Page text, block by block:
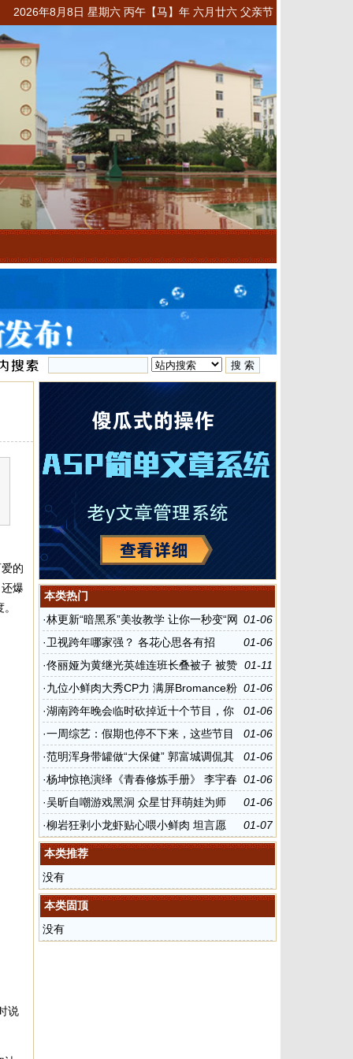
2026年8月8日 星期六 丙午【马】年 六月廿六 父亲节
的
爆
说
本类热门
01-06
·林更新“暗黑系”美妆教学 让你一秒变“网
红”
01-06
·卫视跨年哪家强？ 各花心思各有招
01-11
·佟丽娅为黄继光英雄连班长叠被子 被赞
暖心姐姐
01-06
·九位小鲜肉大秀CP力 满屏Bromance粉
红
01-06
·湖南跨年晚会临时砍掉近十个节目，你
家爱豆中枪没
01-06
·一周综艺：假期也停不下来，这些节目
假期必看
01-06
·范明浑身带罐做“大保健” 郭富城调侃其
变“恐龙”
01-06
·杨坤惊艳演绎《青春修炼手册》 李宇春
点评活久见
01-06
·吴昕自嘲游戏黑洞 众星甘拜萌娃为师
01-07
·柳岩狂剥小龙虾贴心喂小鲜肉 坦言愿
为“好看”接受“难穿”
本类推荐
没有
本类固顶
没有